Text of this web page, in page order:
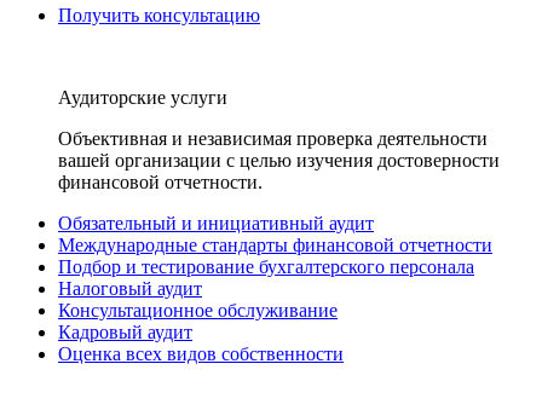
Получить консультацию
Аудиторские услуги
Объективная и независимая проверка деятельности
вашей организации с целью изучения достоверности
финансовой отчетности.
Обязательный и инициативный аудит
Международные стандарты финансовой отчетности
Подбор и тестирование бухгалтерского персонала
Налоговый аудит
Консультационное обслуживание
Кадровый аудит
Оценка всех видов собственности